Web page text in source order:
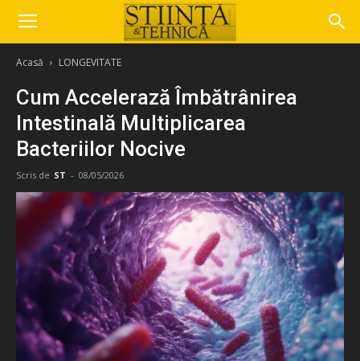
Acasă LONGEVITATE
Cum Accelerază Îmbătrânirea
Intestinală Multiplicarea
Bacteriilor Nocive
Scris de ST - 08/05/2026